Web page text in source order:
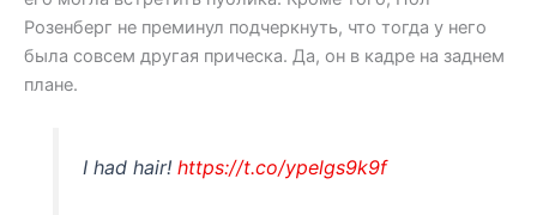
Розенберг не преминул подчеркнуть, что тогда у него
была совсем другая прическа. Да, он в кадре на заднем
плане.
I had hair!https://t.co/ypelgs9k9f